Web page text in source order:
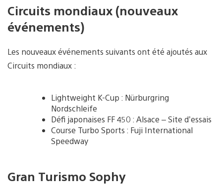
Circuits mondiaux (nouveaux
événements)
Les nouveaux événements suivants ont été ajoutés aux
Circuits mondiaux :
Lightweight K-Cup : Nürburgring
Nordschleife
Défi japonaises FF 450 : Alsace – Site d’essais
Course Turbo Sports : Fuji International
Speedway
Gran Turismo Sophy